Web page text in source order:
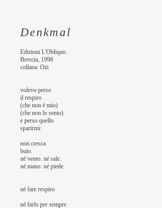
Denkmal
Edizioni L'Obliquo
Brescia, 1998
​collana: Ozi
volevo perso
il respiro
(che non è mio)
(che non lo sento)
e perso quello
sparirmi:
non cresca
buio.
né vento. né sale.
né mano. né piede.
né fare respiro
né farlo per sempre